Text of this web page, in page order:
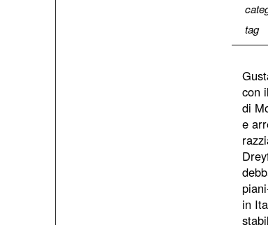
tag
con
di
e
in